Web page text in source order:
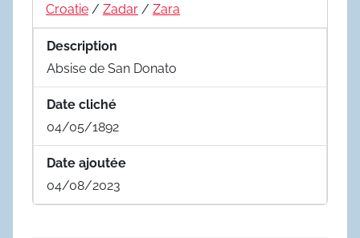
Croatie / Zadar / Zara
Description
Absise de San Donato
Date cliché
04/05/1892
Date ajoutée
04/08/2023